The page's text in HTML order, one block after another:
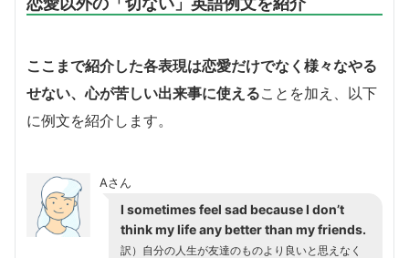
ここまで紹介した各表現は恋愛だけでなく様々なやる
せない、心が苦しい出来事に使えることを加え、以下
に例文を紹介します。
Aさん
I sometimes feel sad because I don’t
think my life any better than my friends.
訳）自分の人生が友達のものより良いと思えなく